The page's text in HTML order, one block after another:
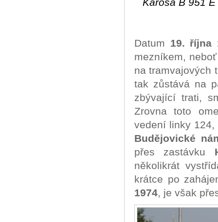
Datum 19. října
mezníkem,
na tramvajových
tak zůstává na
zbývající trati,
Zrovna toto
vedení linky
Budějovické
přes zastávku
několikrát
krátce po
1974, je však